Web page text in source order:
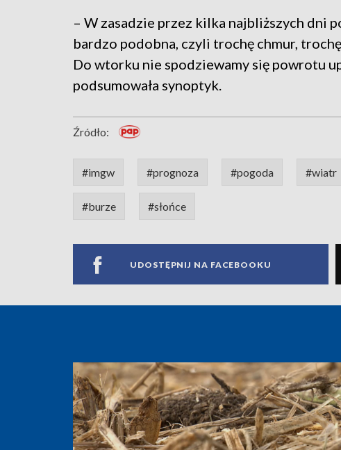
– W zasadzie przez kilka najbliższych dni
bardzo podobna, czyli trochę chmur,
Do wtorku nie spodziewamy się powrotu
podsumowała synoptyk.
Źródło:
#imgw #prognoza #pogoda #wiatr
#burze #słońce
UDOSTĘPNIJ NA FACEBOOKU